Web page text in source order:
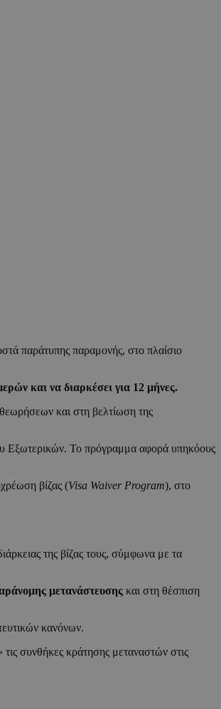
παράτυπης παραμονής, στο πλαίσιο
και να διαρκέσει για 12 μήνες.
και στη βελτίωση της
Εξωτερικών. Το πρόγραμμα αφορά υπηκόους
βίζας (Visa Waiver Program), στο
της βίζας τους, σύμφωνα με τα
μετανάστευσης και στη θέσπιση
κανόνων.
τις συνθήκες κράτησης μεταναστών στις